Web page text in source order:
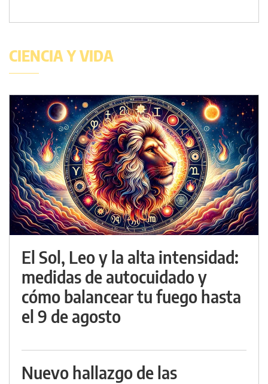
CIENCIA Y VIDA
El Sol, Leo y la alta intensidad:
medidas de autocuidado y
cómo balancear tu fuego hasta
el 9 de agosto
Nuevo hallazgo de las